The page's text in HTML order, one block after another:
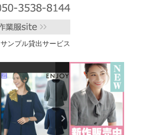
サンプル貸出サービス
Next